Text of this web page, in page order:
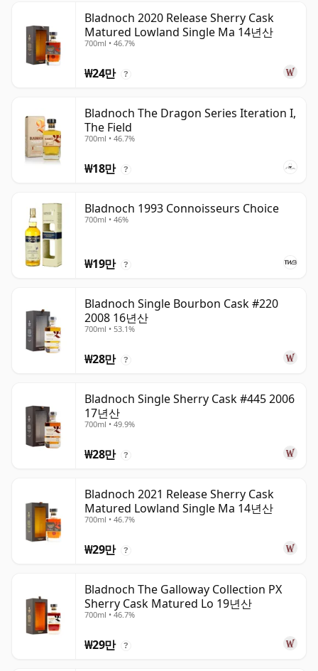
Bladnoch 2020 Release Sherry Cask
Matured Lowland Single Ma 14년산
700ml • 46.7%
₩24만 ?
Bladnoch The Dragon Series Iteration I,
The Field
700ml • 46.7%
₩18만 ?
Bladnoch 1993 Connoisseurs Choice
700ml • 46%
₩19만 ?
Bladnoch Single Bourbon Cask #220
2008 16년산
700ml • 53.1%
₩28만 ?
Bladnoch Single Sherry Cask #445 2006
17년산
700ml • 49.9%
₩28만 ?
Bladnoch 2021 Release Sherry Cask
Matured Lowland Single Ma 14년산
700ml • 46.7%
₩29만 ?
Bladnoch The Galloway Collection PX
Sherry Cask Matured Lo 19년산
700ml • 46.7%
₩29만 ?